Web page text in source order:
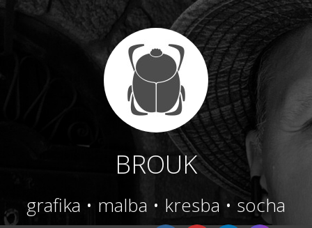
Přejít
BROUK
grafika • malba • kresba • socha